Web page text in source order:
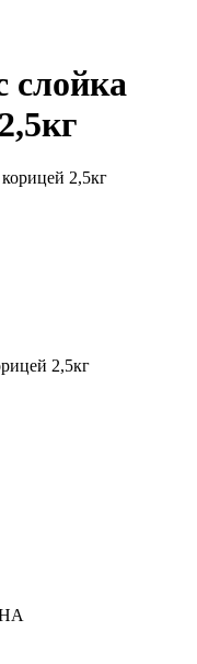
слойка
2,5кг